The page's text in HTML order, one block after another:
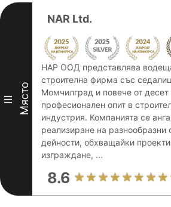
III Място
NAR Ltd.
НАР ООД представлява
строителна фирма със
Момчилград и повече от десет
професионален опит в
индустрия. Компанията се
реализиране на разнообразни
дейности, обхващайки
изграждане, ...
8.6